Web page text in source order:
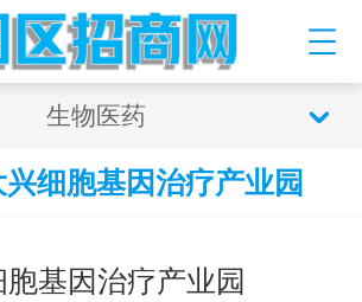
生物医药
细胞基因治疗产业园
基因治疗产业园